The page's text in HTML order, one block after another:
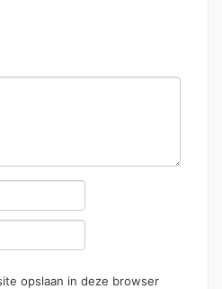
opslaan in deze browser